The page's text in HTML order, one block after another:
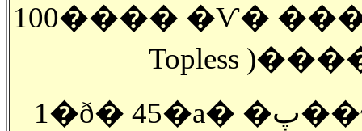
100���� �Ѵ�
Topless
1�ð� 45�а� �پ��ϰ� ȭ���� ������